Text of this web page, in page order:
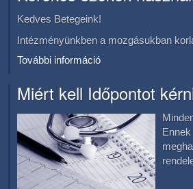
Kedves Betegeink!
Intézményünkben a mozgásukban
További információ
Miért kell Időpontot